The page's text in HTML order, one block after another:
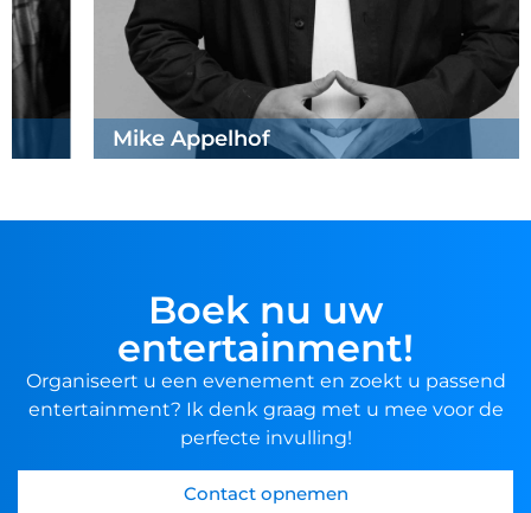
Mike Appelhof
Boek nu uw
entertainment!
Organiseert u een evenement en zoekt u passend
entertainment? Ik denk graag met u mee voor de
perfecte invulling!
Contact opnemen